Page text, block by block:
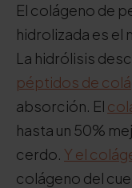
El colágeno de
hidrolizada es el
La hidrólisis
péptidos de
absorción. El
hasta un 50%
cerdo. Y el
colágeno del